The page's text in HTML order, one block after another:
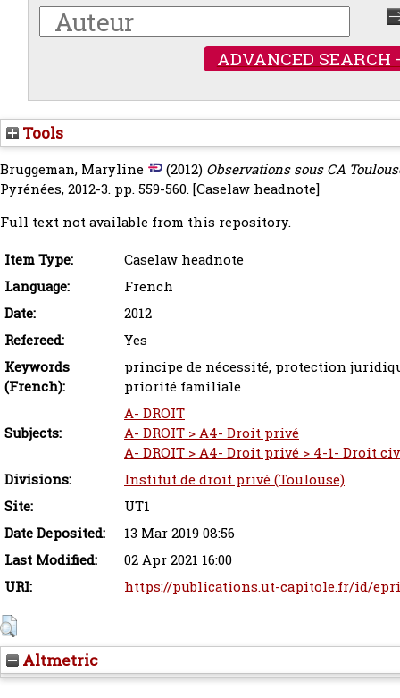
ADVANCED SEARCH
Tools
Bruggeman, Maryline (2012) Observations sous CA
Pyrénées, 2012-3. pp. 559-560.[Caselaw headnote]
Full text not available from this repository.
Item Type:
Caselaw headnote
Language:
French
Date:
2012
Refereed:
Yes
Keywords
(French):
principe de nécessité, protection
priorité familiale
Subjects:
A- DROIT
A- DROIT > A4- Droit privé
A- DROIT > A4- Droit privé > 4-1- Droit
Divisions:
Institut de droit privé (Toulouse)
Site:
UT1
Date Deposited:
13 Mar 2019 08:56
Last Modified:
02 Apr 2021 16:00
URI:
https://publications.ut-capitole.fr/id/
Altmetric